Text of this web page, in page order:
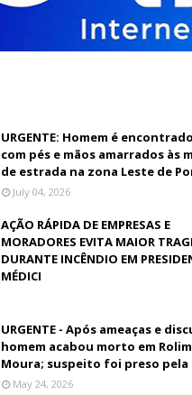
URGENTE: Homem é
com pés e mãos amarrados às
de estrada na zona Leste de
July 04, 2026
AÇÃO RÁPIDA DE EMPRESAS E
MORADORES EVITA MAIOR
DURANTE INCÊNDIO EM
MÉDICI
URGENTE - Após ameaças e
homem acabou morto em
Moura; suspeito foi preso pela
May 24, 2026